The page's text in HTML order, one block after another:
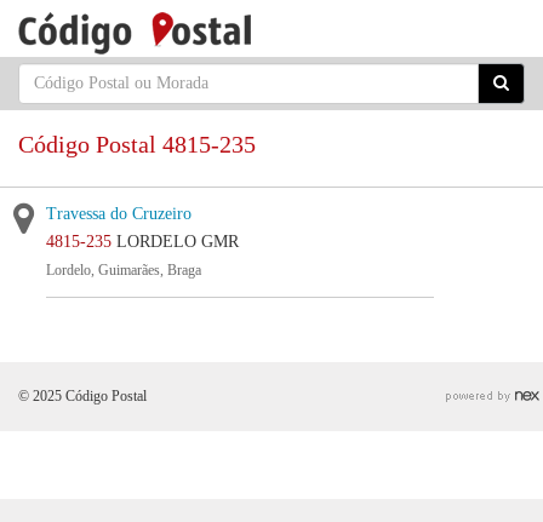
Código Postal 4815-235
Travessa do Cruzeiro
4815-235 LORDELO GMR
Lordelo, Guimarães, Braga
© 2025 Código Postal